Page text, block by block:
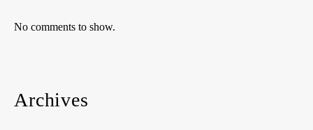
No comments to show.
Archives